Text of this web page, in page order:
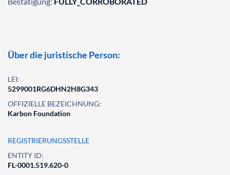
Über die juristische Person:
LEI:
5299001RG6DHN2H8G343
OFFIZIELLE BEZEICHNUNG:
Karbon Foundation
REGISTRIERUNGSSTELLE
ENTITY ID:
FL-0001.519.620-0